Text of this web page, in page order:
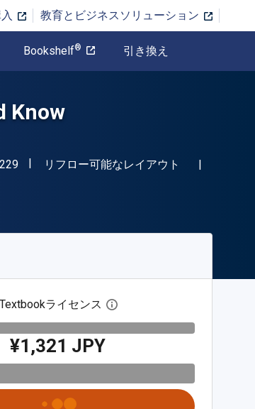
教育とビジネスソリューション
Bookshelf® 引き換え
Know
"ISBN-13 9780547333229"
形式
リフロー可能なレイアウト
ライセンス デジタルライセンスダイ
¥1,321 JPY